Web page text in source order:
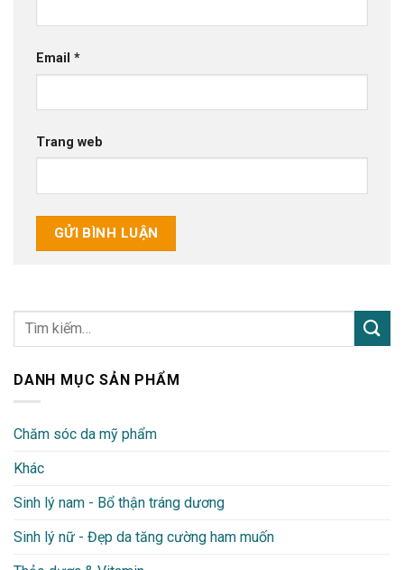
Email *
Trang web
DANH MỤC SẢN PHẨM
Chăm sóc da mỹ phẩm
Khác
Sinh lý nam - Bổ thận tráng dương
Sinh lý nữ - Đẹp da tăng cường ham muốn